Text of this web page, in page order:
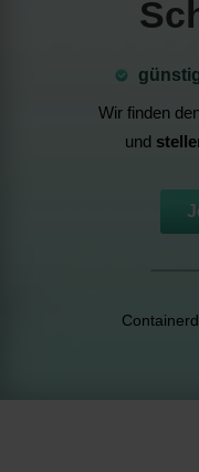
Wir finden
und